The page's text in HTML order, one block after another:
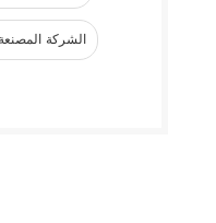
الشركة